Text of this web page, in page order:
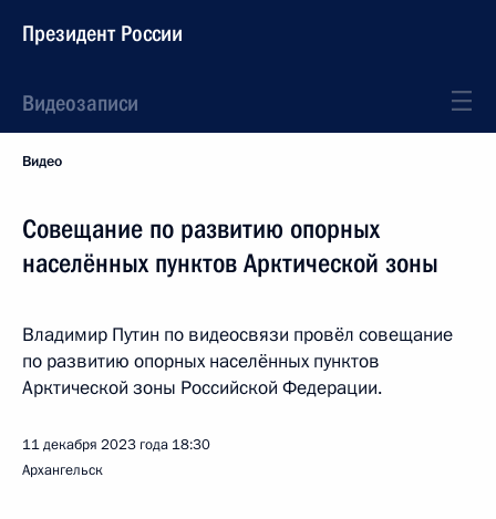
Президент России
Видеозаписи
Видео
Совещание по развитию опорных
населённых пунктов Арктической зоны
Владимир Путин по видеосвязи провёл совещание
по развитию опорных населённых пунктов
Арктической зоны Российской Федерации.
11 декабря 2023 года 18:30
Архангельск